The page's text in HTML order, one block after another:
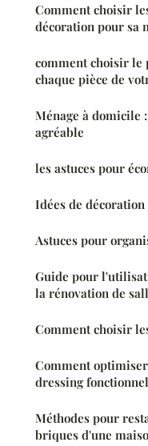
Comment choisir
décoration pour sa
comment choisir
chaque pièce de
Ménage à domicile
agréable
les astuces pour
Idées de
Astuces pour
Guide pour
la rénovation de
Comment choisir
Comment
dressing fonctionnel
Méthodes pour
briques d'une